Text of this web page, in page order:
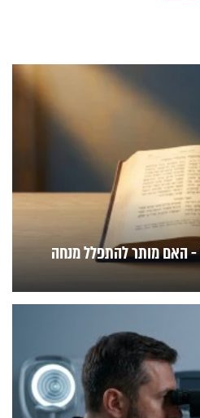
האם מותר להתפלל מנחה